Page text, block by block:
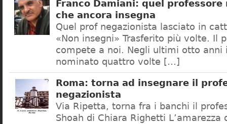
Franco Damiani: quel professore
che ancora insegna
Quel prof negazionista lasciato in
«Non insegni» Trasferito più volte. Il
compete a noi. Negli ultimi otto anni
nominato quattro volte […]
Roma: torna ad insegnare il
negazionista
Via Ripetta, torna fra i banchi il
Shoah di Chiara Righetti L’amarezza